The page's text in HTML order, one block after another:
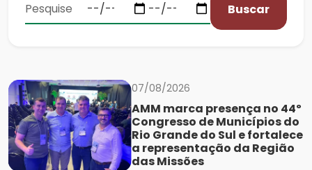
Buscar
07/08/2026
AMM marca presença no 44º
Congresso de Municípios do
Rio Grande do Sul e fortalece
a representação da Região
das Missões